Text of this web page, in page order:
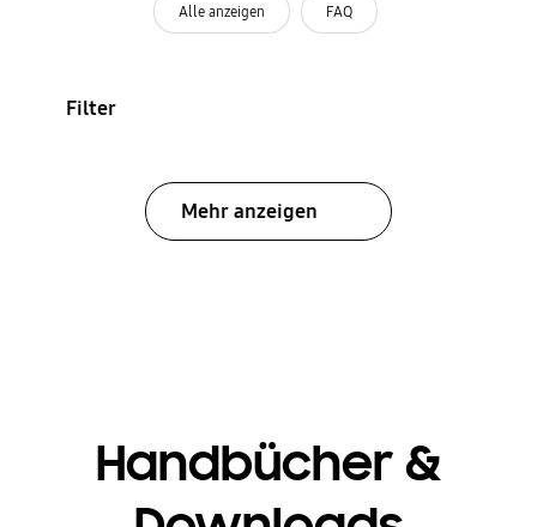
Alle anzeigen FAQ
Filter
Mehr anzeigen
Handbücher &